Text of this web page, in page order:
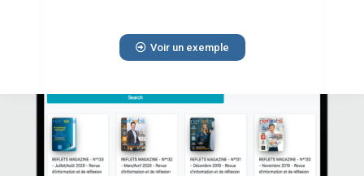
Voir un exemple